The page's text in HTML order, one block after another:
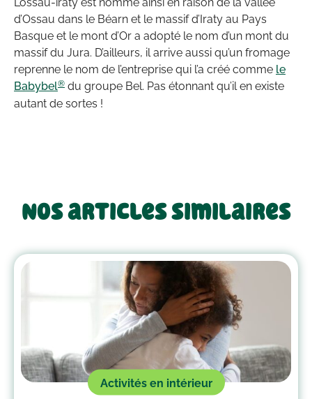
d’Ossau dans le Béarn et le massif d’Iraty au Pays
Basque et le mont d’Or a adopté le nom d’un mont du
massif du Jura. D’ailleurs, il arrive aussi qu’un fromage
reprenne le nom de l’entreprise qui l’a créé comme le
Babybel® du groupe Bel. Pas étonnant qu’il en existe
autant de sortes !
Nos articles similaires
Activités en intérieur